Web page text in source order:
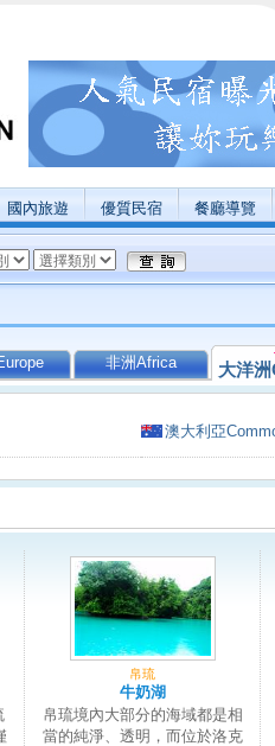
國內旅遊 優質民宿 餐廳導覽
非洲Africa 大洋
澳大利亞
帛琉
牛奶湖
帛琉境內大部分的海域都是相
當的純淨、透明，而位於洛克